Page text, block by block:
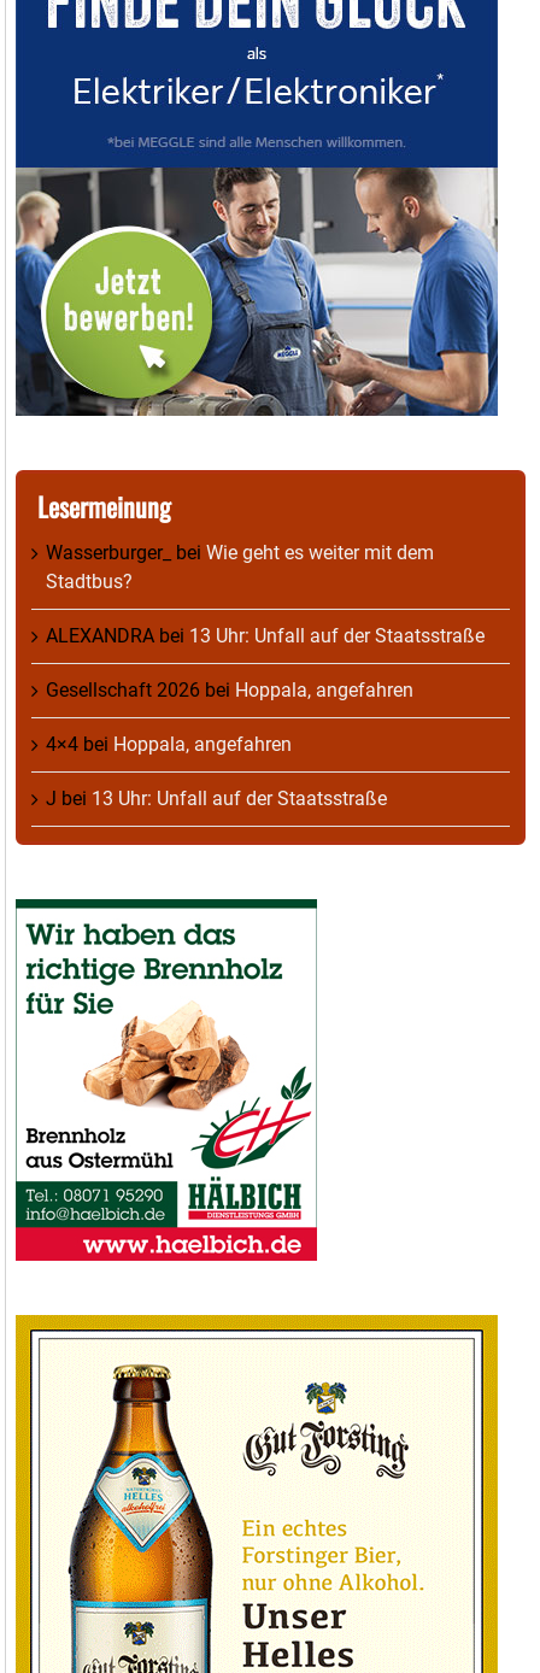
Lesermeinung
Wasserburger_ bei Wie geht es weiter mit dem
Stadtbus?
ALEXANDRA bei 13 Uhr: Unfall auf der Staatsstraße
Gesellschaft 2026 bei Hoppala, angefahren
4×4 bei Hoppala, angefahren
J bei 13 Uhr: Unfall auf der Staatsstraße